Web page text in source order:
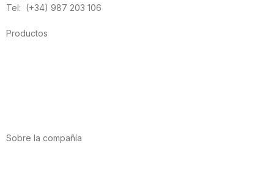
Tel: (+34) 987 203 106
Productos
Sobre la compañía